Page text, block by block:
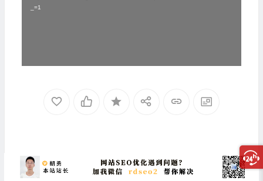
_=1